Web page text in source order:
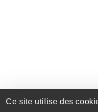
Ce site utilise des